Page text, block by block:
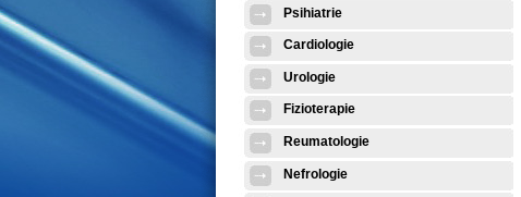
Psihiatrie
Cardiologie
Urologie
Fizioterapie
Reumatologie
Nefrologie